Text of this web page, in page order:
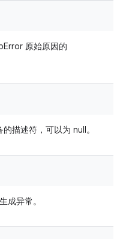
原始原因的
的描述符，可以为 null。
成异常。